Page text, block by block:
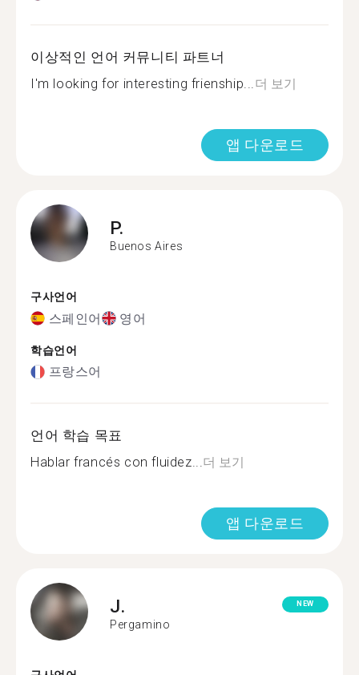
이상적인 언어 커뮤니티 파트너
I'm looking for interesting frienship...더 보기
앱 다운로드
P.
Buenos Aires
구사언어
스페인어 영어
학습언어
프랑스어
언어 학습 목표
Hablar francés con fluidez...더 보기
앱 다운로드
J.
Pergamino
NEW